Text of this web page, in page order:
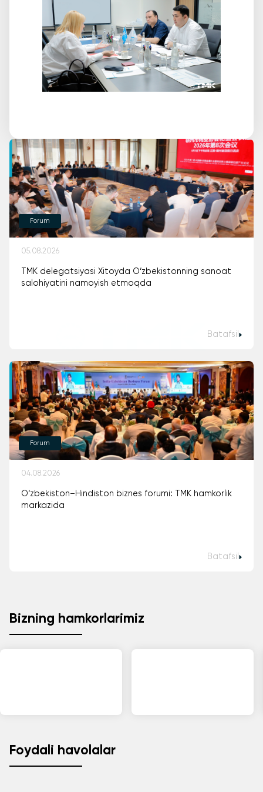
Forum
05.08.2026
TMK delegatsiyasi Xitoyda O‘zbekistonning sanoat
salohiyatini namoyish etmoqda
Batafsil
Forum
04.08.2026
O‘zbekiston–Hindiston biznes forumi: TMK hamkorlik
markazida
Batafsil
Bizning hamkorlarimiz
Foydali havolalar